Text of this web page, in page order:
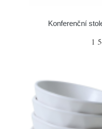
Konferenční
1